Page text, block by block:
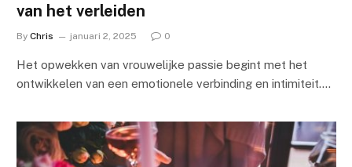
van het verleiden
By Chris januari 2, 2025 0
Het opwekken van vrouwelijke passie begint met het
ontwikkelen van een emotionele verbinding en intimiteit.…